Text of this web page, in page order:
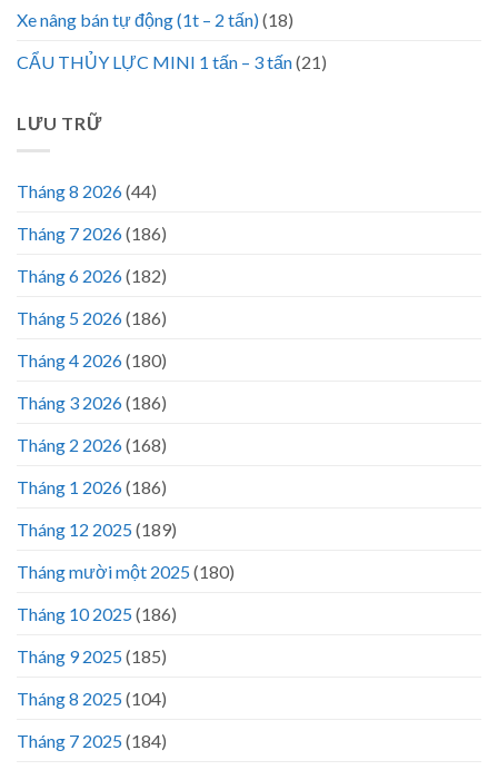
Xe nâng bán tự động (1t – 2 tấn)(18)
CẨU THỦY LỰC MINI 1 tấn – 3 tấn(21)
LƯU TRỮ
Tháng 8 2026(44)
Tháng 7 2026(186)
Tháng 6 2026(182)
Tháng 5 2026(186)
Tháng 4 2026(180)
Tháng 3 2026(186)
Tháng 2 2026(168)
Tháng 1 2026(186)
Tháng 12 2025(189)
Tháng mười một 2025(180)
Tháng 10 2025(186)
Tháng 9 2025(185)
Tháng 8 2025(104)
Tháng 7 2025(184)